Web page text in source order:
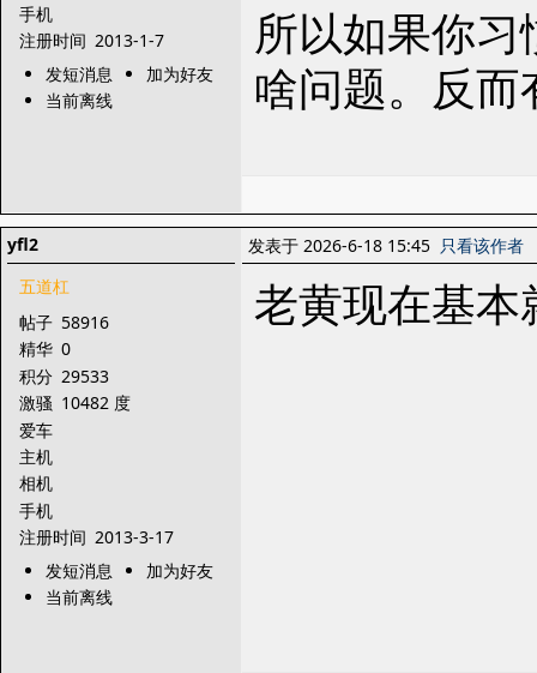
手机
注册时间 2013-1-7
发短消息
加为好友
当前离线
所以如果你
啥问题。反
yfl2
五道杠
帖子 58916
精华 0
积分 29533
激骚 10482 度
爱车
主机
相机
手机
注册时间 2013-3-17
发短消息
加为好友
当前离线
发表于 2026-6-18 15:45 只看该作者
老黄现在基